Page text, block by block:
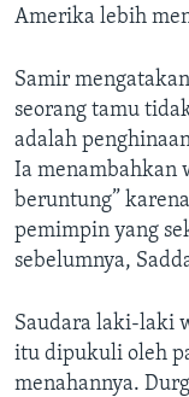
Amerika lebih
Samir
seorang tamu
adalah
Ia menambahkan
beruntung”
pemimpin yang
sebelumnya,
Saudara laki-laki
itu dipukuli oleh
menahannya.